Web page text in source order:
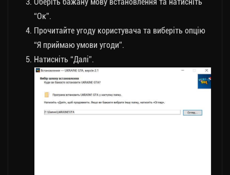
“Ок”.
Прочитайте угоду користувача та виберіть опцію
“Я приймаю умови угоди”.
Натисніть “Далі”.